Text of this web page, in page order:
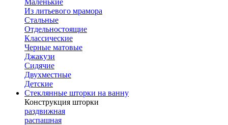
Маленькие
Из литьевого мрамора
Стальные
Отдельностоящие
Классические
Черные матовые
Джакузи
Сидячие
Двухместные
Детские
Стеклянные шторки на ванну
Конструкция шторки
раздвижная
распашная